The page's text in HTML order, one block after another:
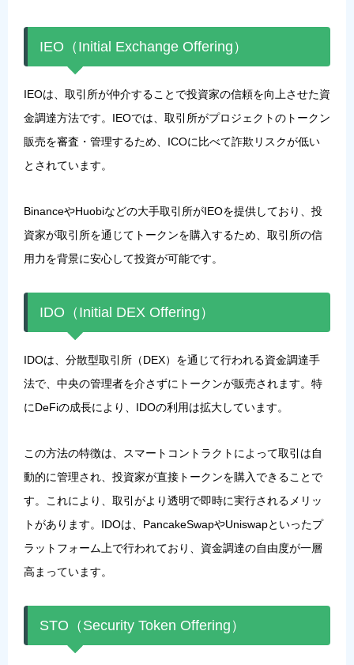
IEO（Initial Exchange Offering）
IEOは、取引所が仲介することで投資家の信頼を向上させた資
金調達方法です。IEOでは、取引所がプロジェクトのトークン
販売を審査・管理するため、ICOに比べて詐欺リスクが低い
とされています。
BinanceやHuobiなどの大手取引所がIEOを提供しており、投
資家が取引所を通じてトークンを購入するため、取引所の信
用力を背景に安心して投資が可能です。
IDO（Initial DEX Offering）
IDOは、分散型取引所（DEX）を通じて行われる資金調達手
法で、中央の管理者を介さずにトークンが販売されます。特
にDeFiの成長により、IDOの利用は拡大しています。
この方法の特徴は、スマートコントラクトによって取引は自
動的に管理され、投資家が直接トークンを購入できることで
す。これにより、取引がより透明で即時に実行されるメリッ
トがあります。IDOは、PancakeSwapやUniswapといったプ
ラットフォーム上で行われており、資金調達の自由度が一層
高まっています。
STO（Security Token Offering）